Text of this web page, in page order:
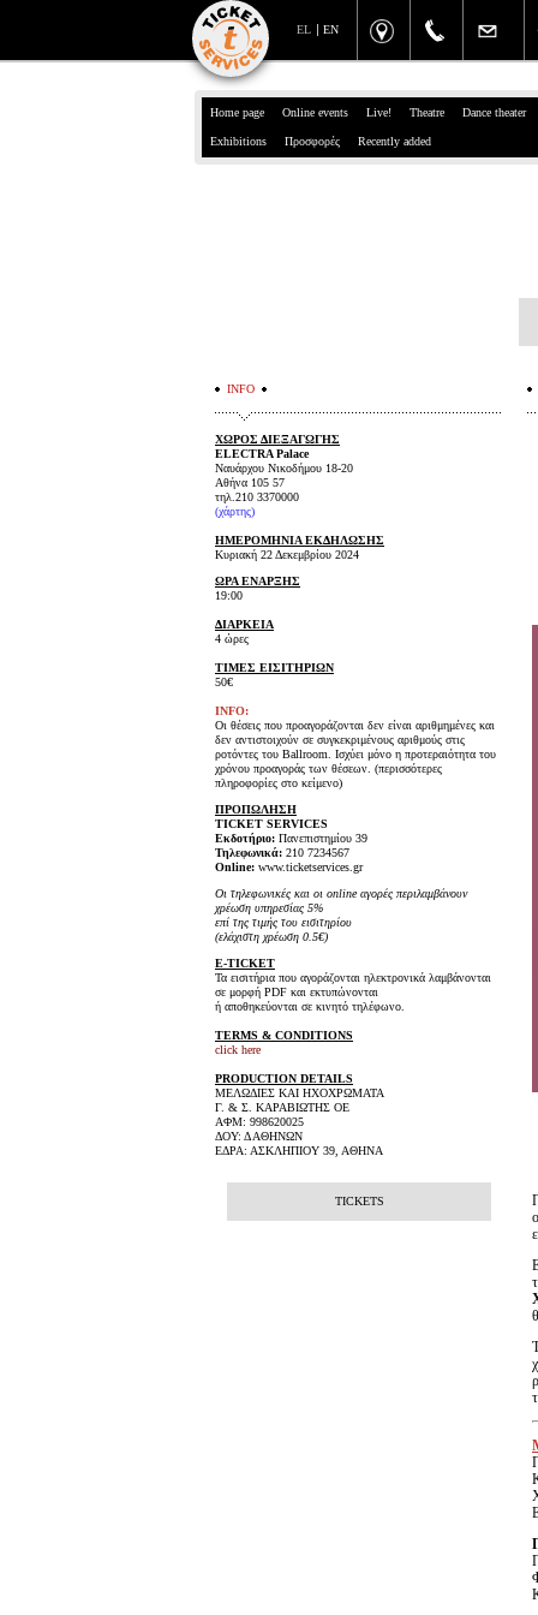
EN
EL
Home page Online events Live! Theatre Dance theater
Exhibitions Προσφορές Recently added
INFO
ΧΩΡΟΣ ΔΙΕΞΑΓΩΓΗΣ
ELECTRA Palace
Ναυάρχου Νικοδήμου 18-20
Αθήνα 105 57
τηλ.210 3370000
(χάρτης)
ΗΜΕΡΟΜΗΝΙΑ ΕΚΔΗΛΩΣΗΣ
Κυριακή 22 Δεκεμβρίου 2024
ΩΡΑ ΕΝΑΡΞΗΣ
19:00
ΔΙΑΡΚΕΙΑ
4 ώρες
ΤΙΜΕΣ ΕΙΣΙΤΗΡΙΩΝ
50€
INFO:
Oι θέσεις που προαγοράζονται δεν είναι αριθμημένες και
δεν αντιστοιχούν σε συγκεκριμένους αριθμούς στις
ροτόντες του Ballroom. Ισχύει μόνο η προτεραιότητα του
χρόνου προαγοράς των θέσεων. (περισσότερες
πληροφορίες στο κείμενο)
ΠΡΟΠΩΛΗΣΗ
TICKET SERVICES
Εκδοτήριο: Πανεπιστημίου 39
Τηλεφωνικά: 210 7234567
Online: www.ticketservices.gr
Οι τηλεφωνικές και οι online αγορές περιλαμβάνουν
χρέωση υπηρεσίας 5%
επί της τιμής του εισιτηρίου
(ελάχιστη χρέωση 0.5€)
E-TICKET
Τα εισιτήρια που αγοράζονται ηλεκτρονικά λαμβάνονται
σε μορφή PDF και εκτυπώνονται
ή αποθηκεύονται σε κινητό τηλέφωνο.
TERMS & CONDITIONS
click here
PRODUCTION DETAILS
ΜΕΛΩΔΙΕΣ ΚΑΙ ΗΧΟΧΡΩΜΑΤΑ
Γ. & Σ. ΚΑΡΑΒΙΩΤΗΣ ΟΕ
ΑΦΜ: 998620025
ΔΟΥ: Δ ΑΘΗΝΩΝ
ΕΔΡΑ: ΑΣΚΛΗΠΙΟΥ 39, ΑΘΗΝΑ
TICKETS